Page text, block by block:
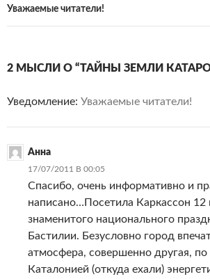
Уважаемые читатели!
2 МЫСЛИ О “ТАЙНЫ ЗЕМЛИ
Уведомление: Уважаемые читатели!
Анна
17/07/2011 В 00:05
Спасибо, очень информативно и
написано…Посетила Каркассон 12
знаменитого национального
Бастилии. Безусловно город
атмосфера, совершенно другая,
Каталонией (откуда ехали)